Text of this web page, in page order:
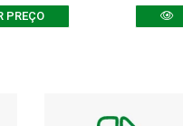
PREÇO